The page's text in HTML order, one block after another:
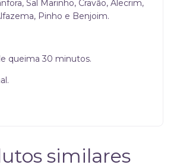
Sal Marinho, Cravão, Alecrim,
Pinho e Benjoim.
queima 30 minutos.
similares